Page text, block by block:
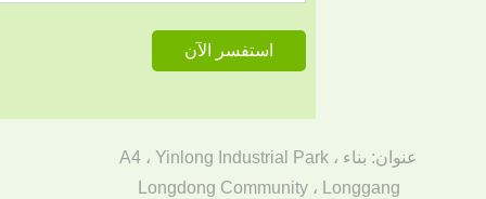
عنوان: بناء A4 ، Yinlong Industrial Park ،
Longdong Community ، Longgang